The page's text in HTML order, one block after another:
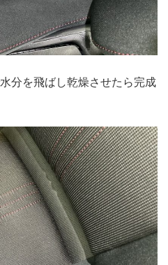
分を飛ばし乾燥させたら完成